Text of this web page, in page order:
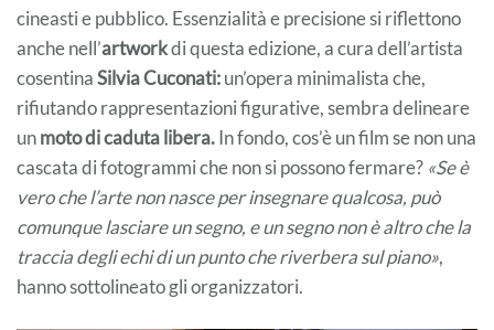
cineasti e pubblico. Essenzialità e precisione si riflettono
anche nell’artworkdi questa edizione, a cura dell’artista
cosentinaSilvia Cuconati:un’opera minimalista che,
rifiutando rappresentazioni figurative, sembra delineare
unmoto di caduta libera.In fondo, cos’è un film se non una
cascata di fotogrammi che non si possono fermare? «Se è
vero che l’arte non nasce per insegnare qualcosa, può
comunque lasciare un segno, e un segno non è altro che la
traccia degli echi di un punto che riverbera sul piano»,
hanno sottolineato gli organizzatori.